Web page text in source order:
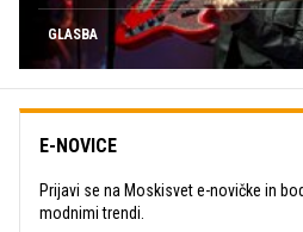
GLASBA
E-NOVICE
Prijavi se na Moskisvet e-novičke in
modnimi trendi.